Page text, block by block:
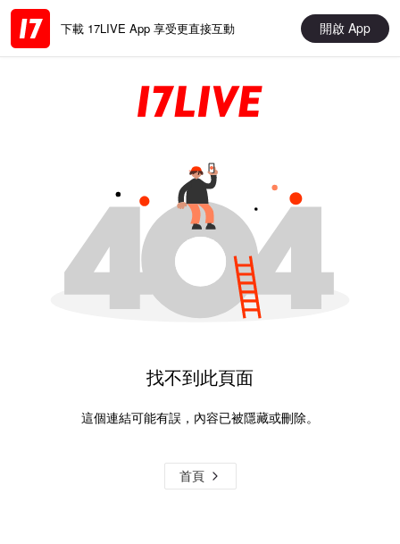
下載 17LIVE App 享受更直接互動 開啟 App
找不到此頁面
這個連結可能有誤，內容已被隱藏或刪除。
首頁